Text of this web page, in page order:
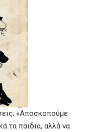
«Αποσκοπούμε
τα παιδιά, αλλά να